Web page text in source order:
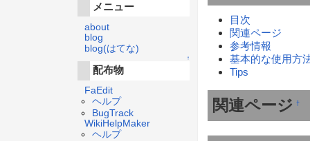
目次
関連ページ
参考情報
基本的な使用方
Tips
関連ページ †
メニュー
about
blog
blog(はてな)
↑
配布物
FaEdit
ヘルプ
BugTrack
WikiHelpMaker
ヘルプ